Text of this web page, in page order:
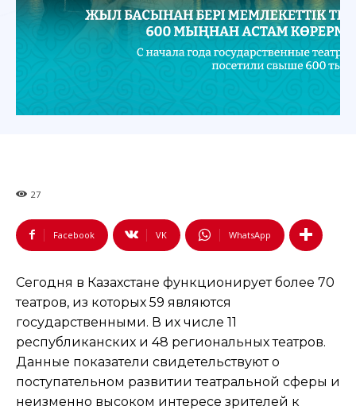
27
Facebook VK WhatsApp
Сегодня в Казахстане функционирует более 70
театров, из которых 59 являются
государственными. В их числе 11
республиканских и 48 региональных театров.
Данные показатели свидетельствуют о
поступательном развитии театральной сферы и
неизменно высоком интересе зрителей к